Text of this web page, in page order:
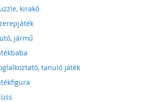
kirakó
jármű
tanuló játék